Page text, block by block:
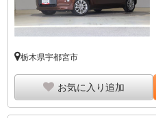
栃木県宇都宮市
お気に入り追加